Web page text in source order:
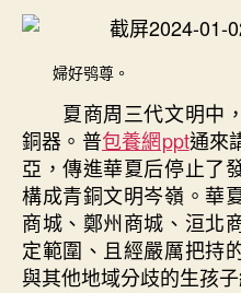
婦好鸮尊。
夏商周三代文明中，
銅器。普包養網ppt通來
亞，傳進華夏后停止了
構成青銅文明岑嶺。華
商城、鄭州商城、洹北
定範圍、且經嚴厲把持
與其他地域分歧的生孩